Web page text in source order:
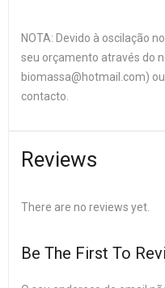
NOTA: Devido à oscilação
seu orçamento através do
biomassa@hotmail.com)
contacto.
Reviews
There are no reviews yet.
Be The First To